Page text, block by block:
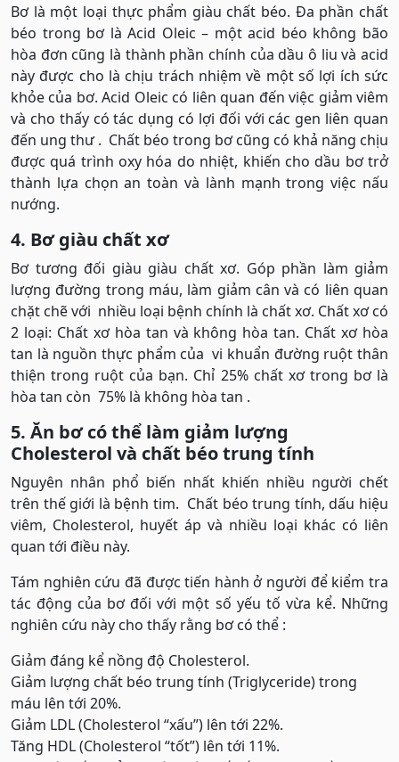
Bơ là một loại thực phẩm giàu chất béo. Đa phần chất
béo trong bơ là Acid Oleic – một acid béo không bão
hòa đơn cũng là thành phần chính của dầu ô liu và acid
này được cho là chịu trách nhiệm về một số lợi ích sức
khỏe của bơ. Acid Oleic có liên quan đến việc giảm viêm
và cho thấy có tác dụng có lợi đối với các gen liên quan
đến ung thư . Chất béo trong bơ cũng có khả năng chịu
được quá trình oxy hóa do nhiệt, khiến cho dầu bơ trở
thành lựa chọn an toàn và lành mạnh trong việc nấu
nướng.
4. Bơ giàu chất xơ
Bơ tương đối giàu giàu chất xơ. Góp phần làm giảm
lượng đường trong máu, làm giảm cân và có liên quan
chặt chẽ với nhiều loại bệnh chính là chất xơ. Chất xơ có
2 loại: Chất xơ hòa tan và không hòa tan. Chất xơ hòa
tan là nguồn thực phẩm của vi khuẩn đường ruột thân
thiện trong ruột của bạn. Chỉ 25% chất xơ trong bơ là
hòa tan còn 75% là không hòa tan .
5. Ăn bơ có thể làm giảm lượng
Cholesterol và chất béo trung tính
Nguyên nhân phổ biến nhất khiến nhiều người chết
trên thế giới là bệnh tim. Chất béo trung tính, dấu hiệu
viêm, Cholesterol, huyết áp và nhiều loại khác có liên
quan tới điều này.
Tám nghiên cứu đã được tiến hành ở người để kiểm tra
tác động của bơ đối với một số yếu tố vừa kể. Những
nghiên cứu này cho thấy rằng bơ có thể :
Giảm đáng kể nồng độ Cholesterol.
Giảm lượng chất béo trung tính (Triglyceride) trong
máu lên tới 20%.
Giảm LDL (Cholesterol “xấu”) lên tới 22%.
Tăng HDL (Cholesterol “tốt”) lên tới 11%.